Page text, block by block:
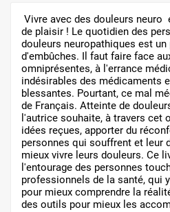
Vivre avec des douleurs neuro
de plaisir ! Le quotidien des
douleurs neuropathiques est
d'embûches. Il faut faire face
omniprésentes, à l'errance
indésirables des médicaments
blessantes. Pourtant, ce mal
de Français. Atteinte de
l'autrice souhaite, à travers cet
idées reçues, apporter du
personnes qui souffrent et leur
mieux vivre leurs douleurs. Ce
l'entourage des personnes
professionnels de la santé, qui
pour mieux comprendre la
des outils pour mieux les